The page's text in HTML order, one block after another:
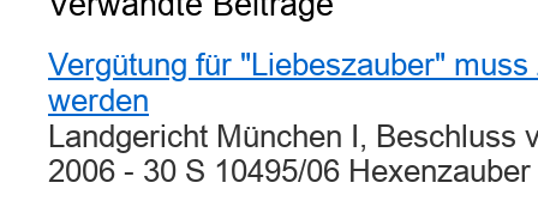
Vergütung für "Liebeszauber"
werden
Landgericht München I, Beschluss
2006 - 30 S 10495/06